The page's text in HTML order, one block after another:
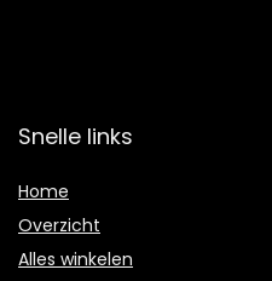
Snelle links
Home
Overzicht
Alles winkelen